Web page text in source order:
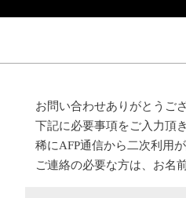
お問い合わせありがとうご
下記に必要事項をご入力頂
稀にAFP通信から二次利用
ご連絡の必要な方は、お名